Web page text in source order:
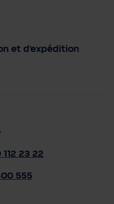
et d'expédition
23 22
555